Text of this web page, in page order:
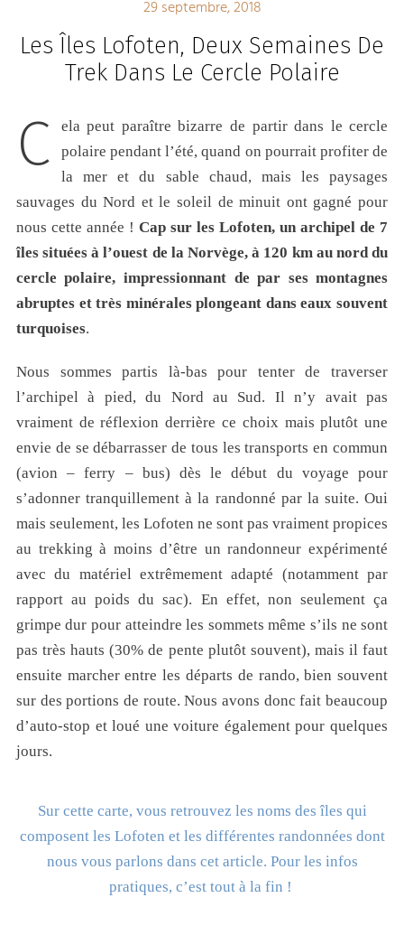
29 septembre, 2018
Les Îles Lofoten, Deux Semaines De
Trek Dans Le Cercle Polaire
C
ela peut paraître bizarre de partir dans le cercle
polaire pendant l’été, quand on pourrait profiter de
la mer et du sable chaud, mais les paysages
sauvages du Nord et le soleil de minuit ont gagné pour
nous cette année ! Cap sur les Lofoten, un archipel de 7
îles situées à l’ouest de la Norvège, à 120 km au nord du
cercle polaire, impressionnant de par ses montagnes
abruptes et très minérales plongeant dans eaux souvent
turquoises.
Nous sommes partis là-bas pour tenter de traverser
l’archipel à pied, du Nord au Sud. Il n’y avait pas
vraiment de réflexion derrière ce choix mais plutôt une
envie de se débarrasser de tous les transports en commun
(avion – ferry – bus) dès le début du voyage pour
s’adonner tranquillement à la randonné par la suite. Oui
mais seulement, les Lofoten ne sont pas vraiment propices
au trekking à moins d’être un randonneur expérimenté
avec du matériel extrêmement adapté (notamment par
rapport au poids du sac). En effet, non seulement ça
grimpe dur pour atteindre les sommets même s’ils ne sont
pas très hauts (30% de pente plutôt souvent), mais il faut
ensuite marcher entre les départs de rando, bien souvent
sur des portions de route. Nous avons donc fait beaucoup
d’auto-stop et loué une voiture également pour quelques
jours.
Sur cette carte, vous retrouvez les noms des îles qui
composent les Lofoten et les différentes randonnées dont
nous vous parlons dans cet article. Pour les infos
pratiques, c’est tout à la fin !